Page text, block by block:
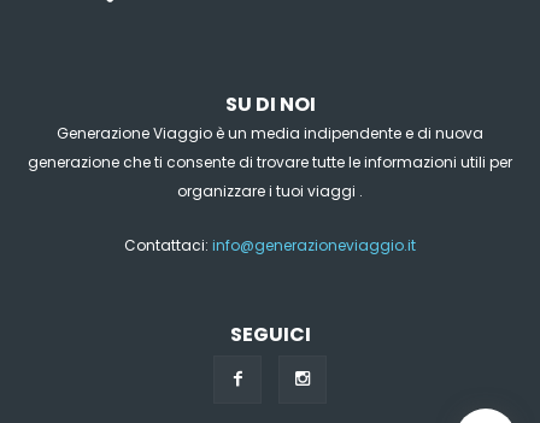
SU DI NOI
Generazione Viaggio è un media indipendente e di nuova
generazione che ti consente di trovare tutte le informazioni utili per
organizzare i tuoi viaggi .
Contattaci: info@generazioneviaggio.it
SEGUICI